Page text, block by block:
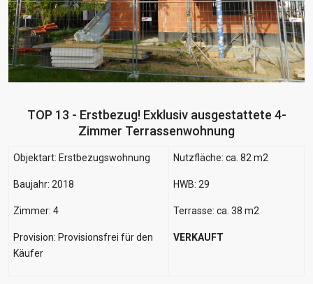
TOP 13 - Erstbezug! Exklusiv ausgestattete 4-
Zimmer Terrassenwohnung
Objektart: Erstbezugswohnung
Baujahr: 2018
Zimmer: 4
Provision: Provisionsfrei für den
Käufer
Nutzfläche: ca. 82 m2
HWB: 29
Terrasse: ca. 38 m2
VERKAUFT